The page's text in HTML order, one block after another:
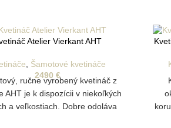
Atelier Vierkant AHT
Šamotové kvetináče
2490 €
ručne vyrobený kvetináč z
AHT je k dispozícii v niekoľkých
a veľkostiach. Dobre odoláva